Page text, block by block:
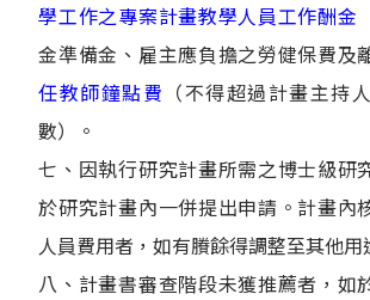
學工作之專案計畫教學人員工作酬金
金準備金、雇主應負擔之勞健保費及
任教師鐘點費 （不得超過計畫主持
數）。
七、因執行研究計畫所需之博士級研
於研究計畫內一併提出申請。計畫內
人員費用者，如有賸餘得調整至其他用
八、計畫書審查階段未獲推薦者，如